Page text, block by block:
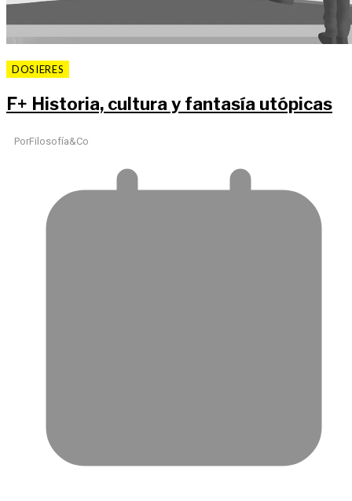
DOSIERES
F+ Historia, cultura y fantasía utópicas
PorFilosofía&Co